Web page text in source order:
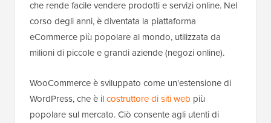
che rende facile vendere prodotti e servizi online. Nel
corso degli anni, è diventata la piattaforma
eCommerce più popolare al mondo, utilizzata da
milioni di piccole e grandi aziende (negozi online).
WooCommerce è sviluppato come un'estensione di
WordPress, che è ilcostruttore di siti web più
popolare sul mercato. Ciò consente agli utenti di